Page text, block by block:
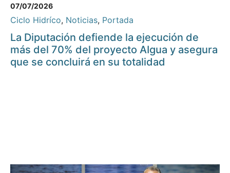
07/07/2026
Ciclo Hidríco, Noticias, Portada
La Diputación defiende la ejecución de
más del 70% del proyecto AIgua y asegura
que se concluirá en su totalidad